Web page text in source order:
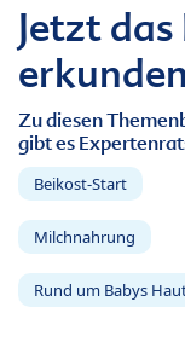
Jetzt das
erkunden
Zu diesen
gibt es
Beikost-Start
Milchnahrung
Rund um Babys